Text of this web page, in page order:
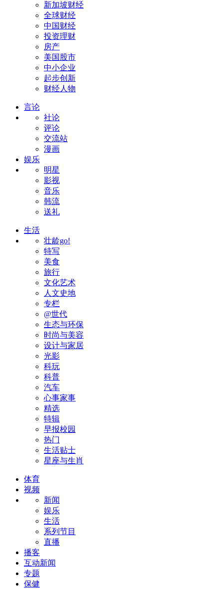
新加坡财经
全球财经
中国财经
投资理财
房产
美国股市
中小企业
起步创新
财经人物
言论
社论
评论
交流站
漫画
娱乐
明星
影视
音乐
韩流
送礼
生活
壮龄go!
特写
美食
旅行
文化艺术
人文史地
专栏
@世代
生态与环保
时尚与美容
设计与家居
光影
科玩
科普
汽车
心事家事
精选
特辑
早报校园
热门
生活贴士
星座与生肖
体育
视频
新闻
娱乐
生活
系列节目
直播
播客
互动新闻
专题
保健